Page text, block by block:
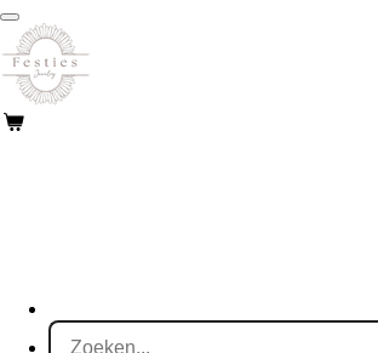
Ga
direct
naar
de
hoofdinhoud